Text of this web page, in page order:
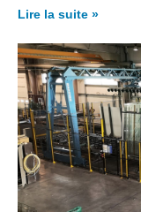
Lire la suite »